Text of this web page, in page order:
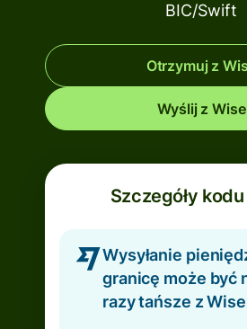
BIC/Swift
Otrzymuj z
Wyślij z Wise
Szczegóły
Wysyłanie
granicę może być
razy tańsze z